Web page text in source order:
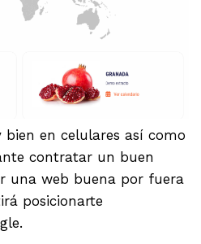
bien en celulares así como
contratar un buen
una web buena por fuera
posicionarte